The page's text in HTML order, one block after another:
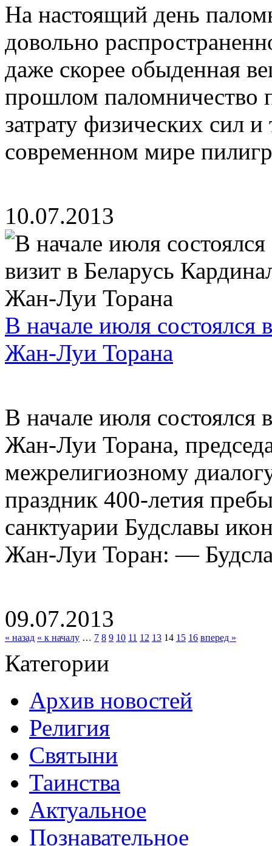
На настоящий день
довольно
даже скорее обыденная
прошлом паломничество
затрату физических сил и
современном мире
10.07.2013
В начале июля состоялся
Жан-Луи Торана
В начале июля состоялся
Жан-Луи Торана,
межрелигиозному
праздник 400-летия
санктуарии Будславы
Жан-Луи Торан: —
09.07.2013
« назад « к началу … 7 8 9 10 11 12 13 14 15 16 вперед »
Категории
Архив новостей
Религия
Святыни
Таинства
Актуальное
Познавательное